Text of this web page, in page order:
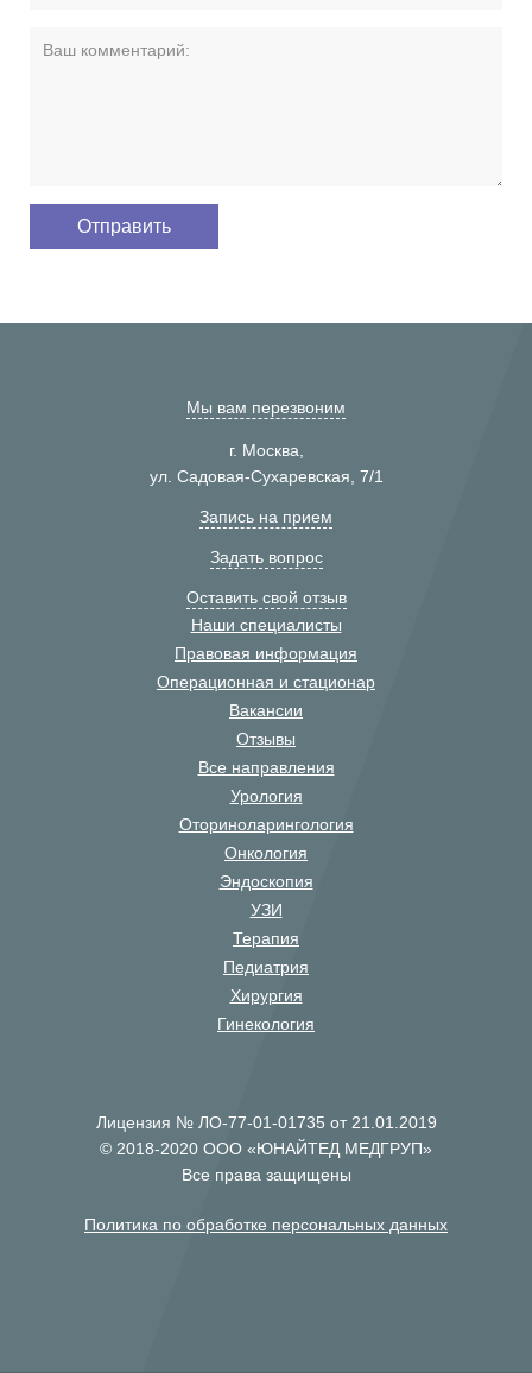
Мы вам перезвоним
г. Москва,
ул. Садовая-Сухаревская, 7/1
Запись на прием
Задать вопрос
Оставить свой отзыв
Наши специалисты
Правовая информация
Операционная и стационар
Вакансии
Отзывы
Все направления
Урология
Оториноларингология
Онкология
Эндоскопия
УЗИ
Терапия
Педиатрия
Хирургия
Гинекология
Лицензия № ЛО-77-01-01735 от 21.01.2019
© 2018-2020 ООО «ЮНАЙТЕД МЕДГРУП»
Все права защищены
Политика по обработке персональных данных